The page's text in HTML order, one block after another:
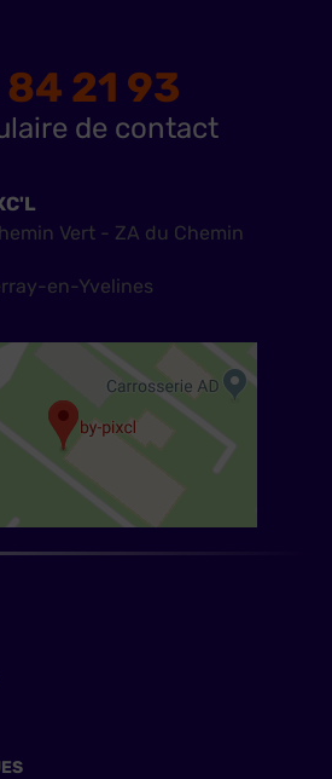
21 93
de contact
Vert - ZA du Chemin
en-Yvelines